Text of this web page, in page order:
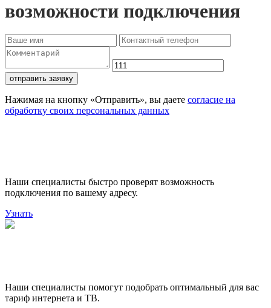
возможности подключения
отправить заявку
Нажимая на кнопку «Отправить», вы даете согласие на
обработку своих персональных данных
Наши специалисты быстро проверят возможность
подключения по вашему адресу.
Узнать
Наши специалисты помогут подобрать оптимальный для вас
тариф интернета и ТВ.